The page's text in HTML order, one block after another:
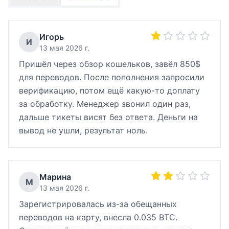
И Игорь
13 мая 2026 г.
Пришёл через обзор кошельков, завёл 850$
для переводов. После пополнения запросили
верификацию, потом ещё какую-то доплату
за обработку. Менеджер звонил один раз,
дальше тикеты висят без ответа. Деньги на
вывод не ушли, результат ноль.
М Марина
13 мая 2026 г.
Зарегистрировалась из-за обещанных
переводов на карту, внесла 0.035 BTC.